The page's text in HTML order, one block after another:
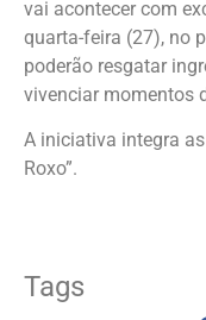
vai acontecer com
quarta-feira (27), no
poderão resgatar
vivenciar momentos
A iniciativa integra
Roxo”.
Tags